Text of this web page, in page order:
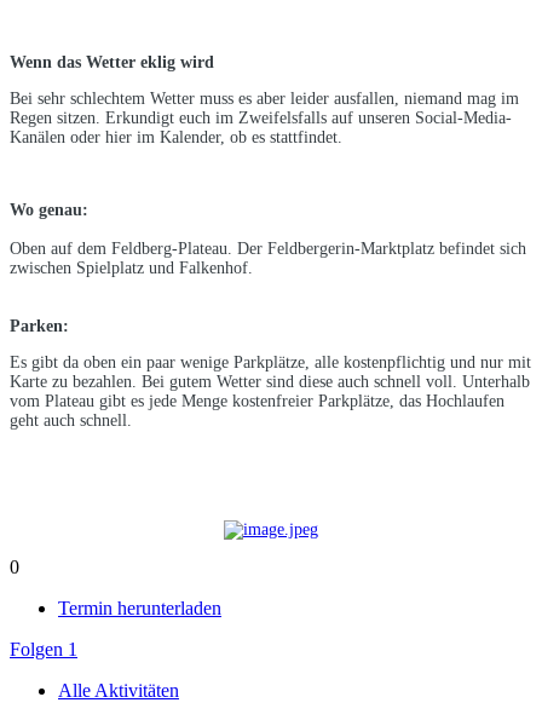
Wenn das Wetter eklig wird
Bei sehr schlechtem Wetter muss es aber leider ausfallen, niemand mag im
Regen sitzen. Erkundigt euch im Zweifelsfalls auf unseren Social-Media-
Kanälen oder hier im Kalender, ob es stattfindet.
Wo genau:
Oben auf dem Feldberg-Plateau. Der Feldbergerin-Marktplatz befindet sich
zwischen Spielplatz und Falkenhof.
Parken:
Es gibt da oben ein paar wenige Parkplätze, alle kostenpflichtig und nur mit
Karte zu bezahlen. Bei gutem Wetter sind diese auch schnell voll. Unterhalb
vom Plateau gibt es jede Menge kostenfreier Parkplätze, das Hochlaufen
geht auch schnell.
0
Termin herunterladen
Folgen 1
Alle Aktivitäten